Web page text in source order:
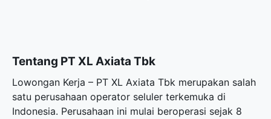
Tentang PT XL Axiata Tbk
Lowongan Kerja – PT XL Axiata Tbk merupakan salah
satu perusahaan operator seluler terkemuka di
Indonesia. Perusahaan ini mulai beroperasi sejak 8